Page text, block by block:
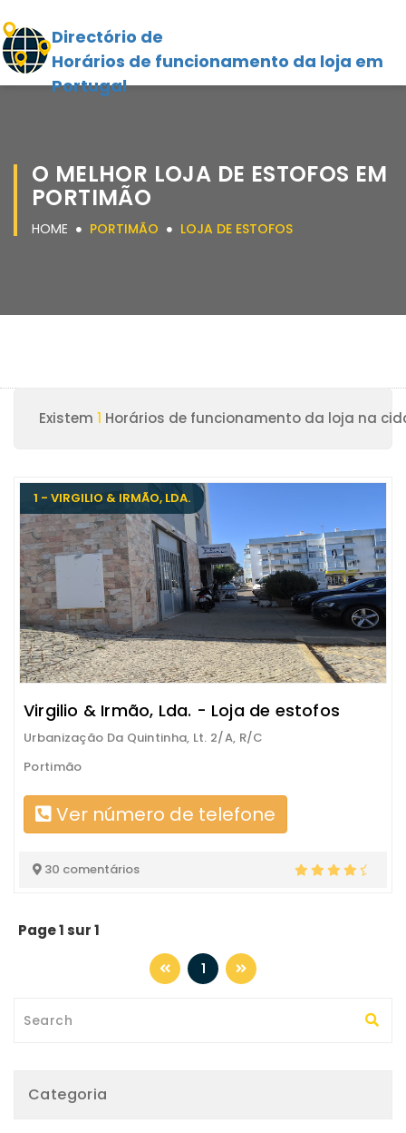
Directório de
Horários de funcionamento da loja em
Portugal
O MELHOR LOJA DE ESTOFOS EM
PORTIMÃO
HOME PORTIMÃO LOJA DE ESTOFOS
Existem 1 Horários de funcionamento da loja na
1 - VIRGILIO & IRMÃO, LDA.
Virgilio & Irmão, Lda. - Loja de estofos
Urbanização Da Quintinha, Lt. 2/A, R/C
Portimão
Ver número de telefone
30 comentários
Page 1 sur 1
1
Categoria